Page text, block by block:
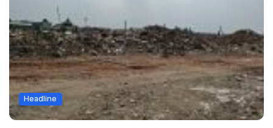
Headline